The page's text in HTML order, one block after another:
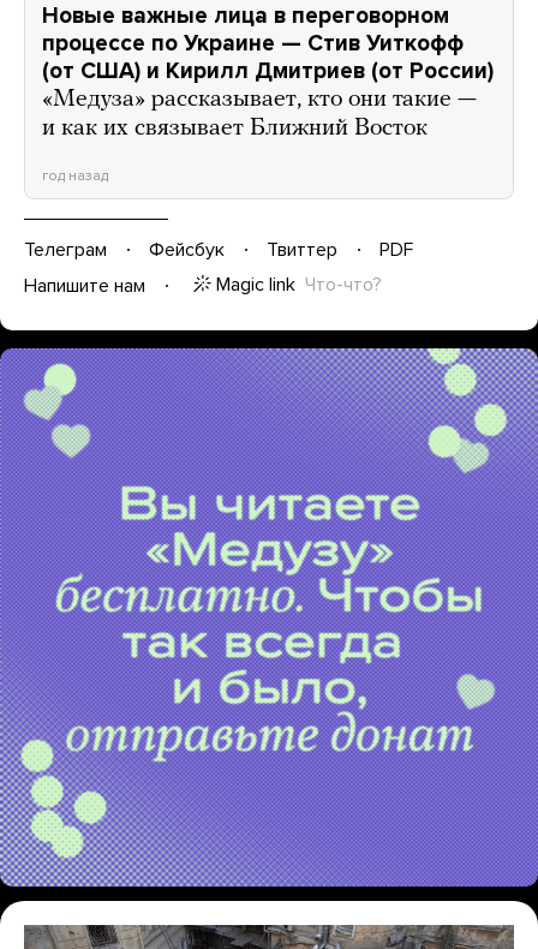
Новые важные лица в переговорном
процессе по Украине — Стив Уиткофф
(от США) и Кирилл Дмитриев (от России)
«Медуза» рассказывает, кто они такие —
и как их связывает Ближний Восток
год назад
Телеграм Фейсбук Твиттер
PDF
Напишите нам
Magic link Что-что?